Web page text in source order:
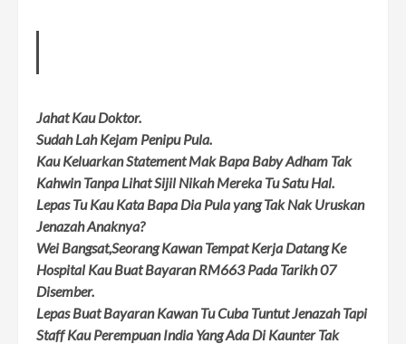
Jahat Kau Doktor.
Sudah Lah Kejam Penipu Pula.
Kau Keluarkan Statement Mak Bapa Baby Adham Tak
Kahwin Tanpa Lihat Sijil Nikah Mereka Tu Satu Hal.
Lepas Tu Kau Kata Bapa Dia Pula yang Tak Nak Uruskan
Jenazah Anaknya?
Wei Bangsat,Seorang Kawan Tempat Kerja Datang Ke
Hospital Kau Buat Bayaran RM663 Pada Tarikh 07
Disember.
Lepas Buat Bayaran Kawan Tu Cuba Tuntut Jenazah Tapi
Staff Kau Perempuan India Yang Ada Di Kaunter Tak